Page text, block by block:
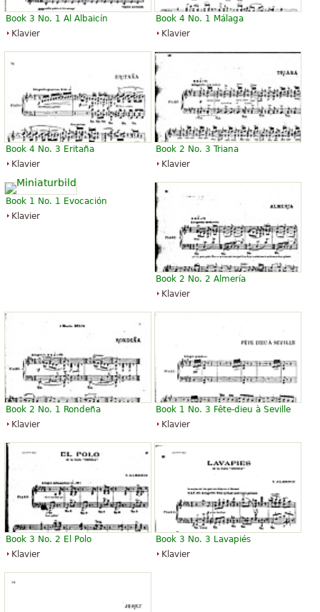
Book 3 No. 1 Al Albaicín
Klavier
Book 4 No. 1 Málaga
Klavier
Book 4 No. 3 Eritaña
Klavier
Book 2 No. 3 Triana
Klavier
Book 1 No. 1 Evocación
Klavier
Book 2 No. 2 Almería
Klavier
Book 2 No. 1 Rondeña
Klavier
Book 1 No. 3 Fête-dieu à Seville
Klavier
Book 3 No. 2 El Polo
Klavier
Book 3 No. 3 Lavapiés
Klavier